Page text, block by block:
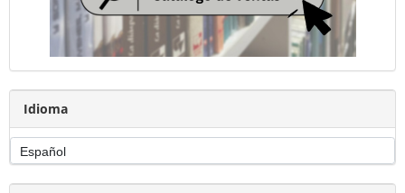
Idioma